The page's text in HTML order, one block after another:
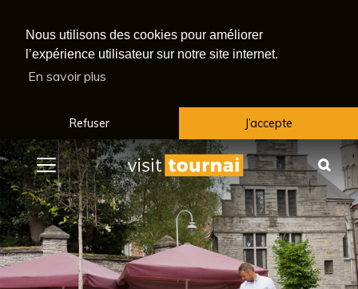
Nous utilisons des cookies pour améliorer
l’expérience utilisateur sur notre site internet.
En savoir plus
Refuser J’accepte
Menu